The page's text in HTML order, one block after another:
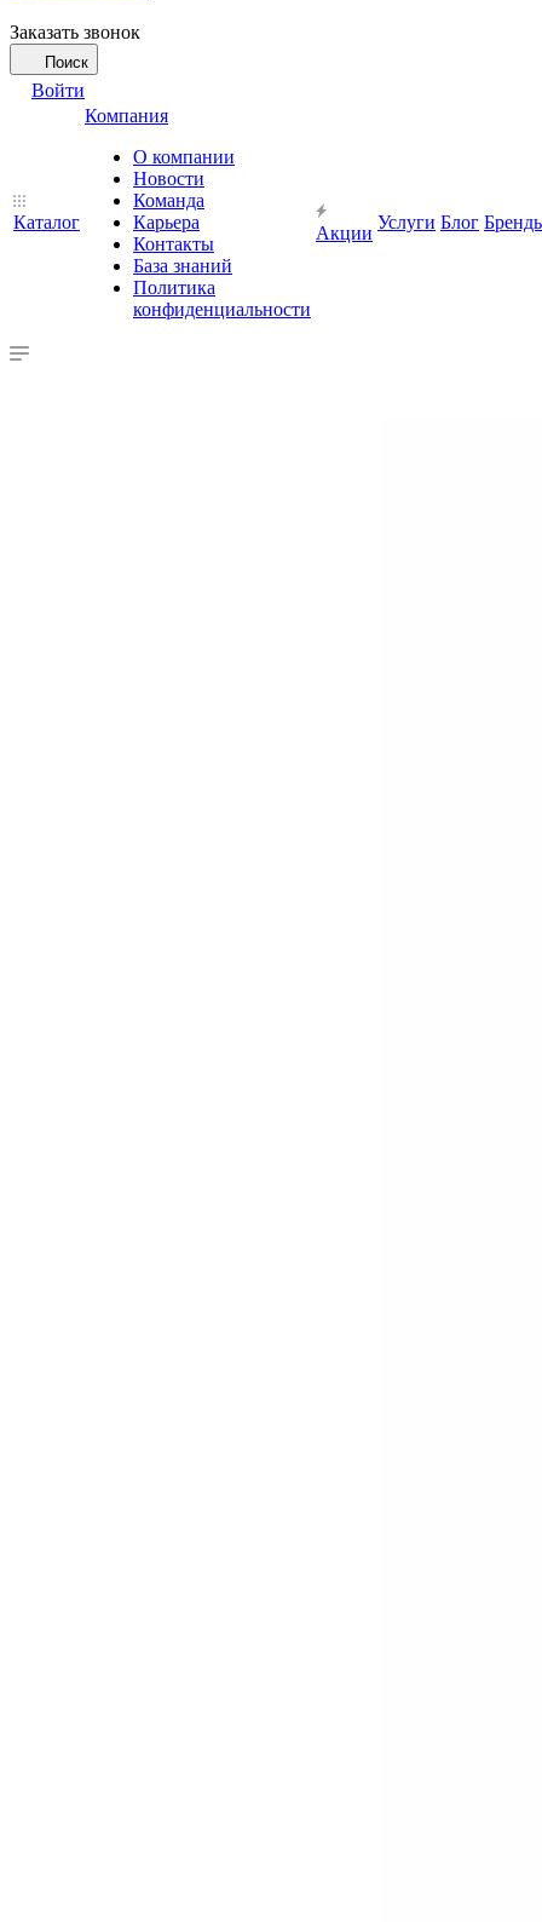
Заказать звонок
Поиск
Войти
Каталог
Компания
О компании
Новости
Команда
Карьера
Контакты
База знаний
Политика
конфиденциальности
Акции
Услуги Блог